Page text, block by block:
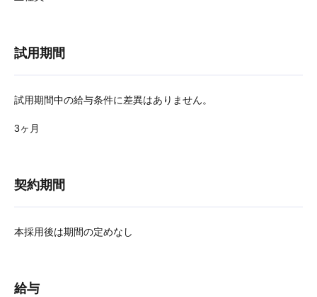
試用期間
試用期間中の給与条件に差異はありません。
3ヶ月
契約期間
本採用後は期間の定めなし
給与